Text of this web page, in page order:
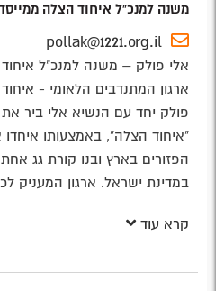
משנה למנכ"ל איחוד הצלה
pollak@1221.org.il
אלי פולק – משנה למנכ"ל
פולק יחד עם הנשיא אלי ביר את
"איחוד הצלה", באמצעותו
הפזורים בארץ ובנו קורת גג
במדינת ישראל. ארגון המעניק
קרא עוד